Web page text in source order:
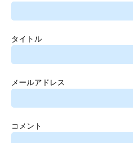
タイトル
メールアドレス
コメント